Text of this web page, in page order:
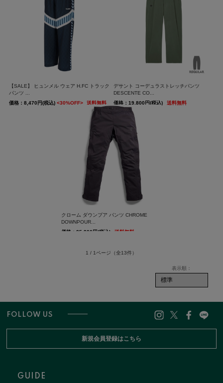
【SALE】 ヒュンメル ウェア H.FC トラック
パンツ ...
価格：8,470円(税込) <30%OFF> 送料無料
デサント コーデュラストレッチパンツ
DESCENTE CO...
価格：19,800円(税込)
送料無料
クローム ダウンプア パンツ CHROME
DOWNPOUR...
価格：35,200円(税込)
送料無料
1 / 1ページ （全13件）
FOLLOW US
新規会員登録はこちら
GUIDE